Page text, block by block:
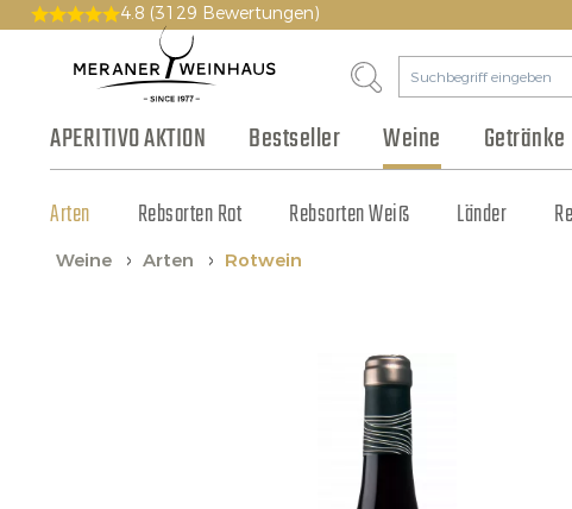
4.8 (3129 Bewertungen)
APERITIVO AKTION Bestseller Weine Getränke
Arten Rebsorten Rot Rebsorten Weiß Länder
Bier & Cidre Fruchtsaft & Sirup Tonic & Cocktailzutaten
Wurst & Aufschnitt Käse Olivenöl & Balsamico
Pakete Gutscheine
Geschichte Philosophie Vinothek Großhandel
Weine Arten Rotwein